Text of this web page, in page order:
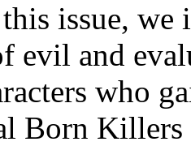
issue,
evil and
who
Born Killers